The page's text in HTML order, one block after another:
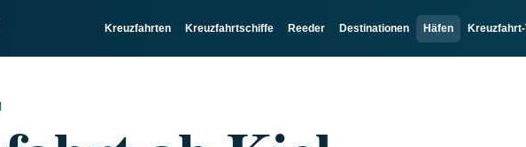
Kreuzfahrten Kreuzfahrtschiffe Reeder Destinationen Häfen